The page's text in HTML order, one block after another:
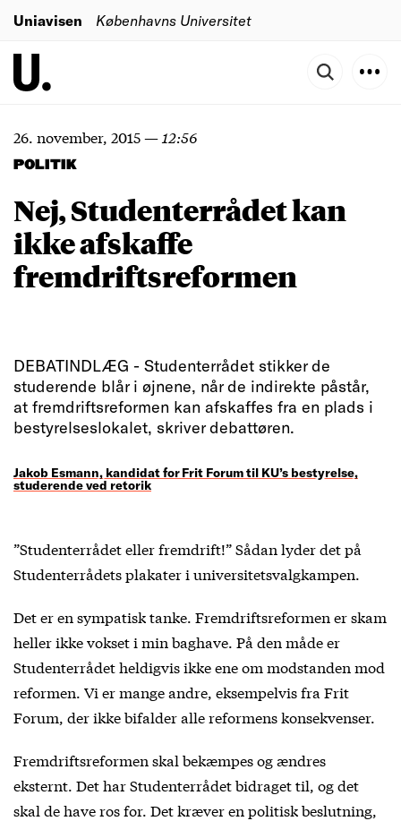
Uniavisen Københavns Universitet
26. november, 2015— 12:56
POLITIK
Nej, Studenterrådet kan
ikke afskaffe
fremdriftsreformen
DEBATINDLÆG - Studenterrådet stikker de
studerende blår i øjnene, når de indirekte påstår,
at fremdriftsreformen kan afskaffes fra en plads i
bestyrelseslokalet, skriver debattøren.
Jakob Esmann, kandidat for Frit Forum til KU’s bestyrelse,
studerende ved retorik
”Studenterrådet eller fremdrift!” Sådan lyder det på
Studenterrådets plakater i universitetsvalgkampen.
Det er en sympatisk tanke. Fremdriftsreformen er skam
heller ikke vokset i min baghave. På den måde er
Studenterrådet heldigvis ikke ene om modstanden mod
reformen. Vi er mange andre, eksempelvis fra Frit
Forum, der ikke bifalder alle reformens konsekvenser.
Fremdriftsreformen skal bekæmpes og ændres
eksternt. Det har Studenterrådet bidraget til, og det
skal de have ros for. Det kræver en politisk beslutning,